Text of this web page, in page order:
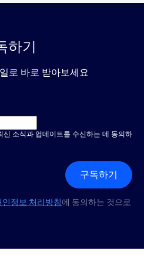
하기
로 바로 받아보세요
소식과 업데이트를 수신하는 데 동의하
구독하기
인정보 처리방침에 동의하는 것으로